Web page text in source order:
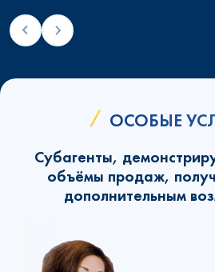
ОСОБЫЕ
Субагенты,
объёмы продаж,
дополнительным